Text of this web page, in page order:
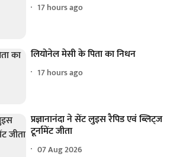
17 hours ago
लियोनेल मेसी के पिता का निधन
17 hours ago
प्रज्ञानानंदा ने सेंट लुइस रैपिड एवं ब्लिट्ज
टूर्नामेंट जीता
07 Aug 2026